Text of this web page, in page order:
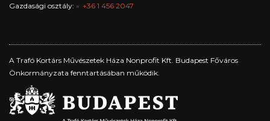
Gazdasági osztály: +36 1 456 2047
A Trafó Kortárs Művészetek Háza Nonprofit Kft. Budapest Főváros
Önkormányzata fenntartásában működik.